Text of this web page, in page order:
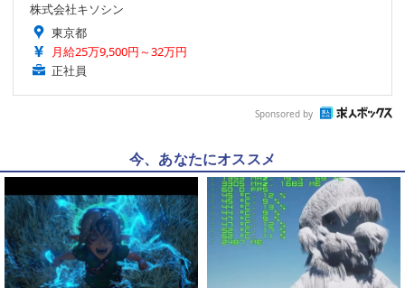
株式会社キソシン
東京都
月給25万9,500円～32万円
正社員
Sponsored by
今、あなたにオススメ